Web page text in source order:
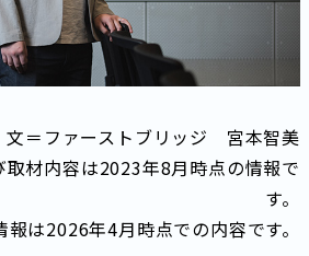
文＝ファーストブリッジ 宮本智美
材内容は2023年8月時点の情報で
す。
は2026年4月時点での内容です。